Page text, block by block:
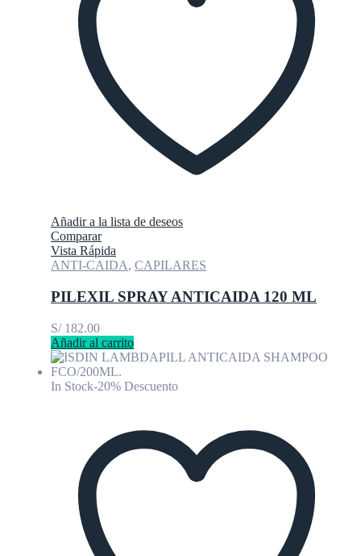
Añadir a la lista de deseos
Comparar
Vista Rápida
ANTI-CAIDA, CAPILARES
PILEXIL SPRAY ANTICAIDA 120 ML
S/182.00
Añadir al carrito
In Stock-20% Descuento